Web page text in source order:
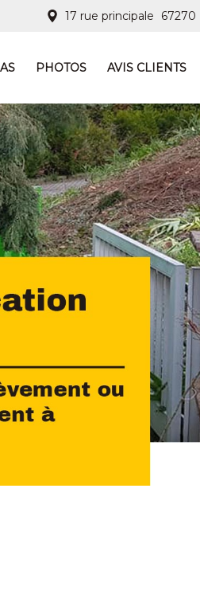
17 rue principale 67270
PHOTOS AVIS CLIENTS